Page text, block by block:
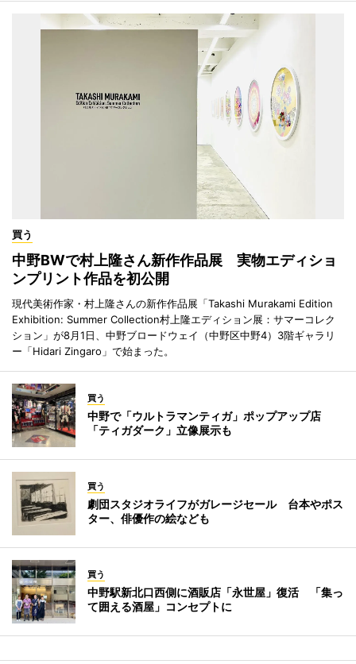
買う
中野BWで村上隆さん新作作品展 実物エディショ
ンプリント作品を初公開
現代美術作家・村上隆さんの新作作品展「Takashi Murakami Edition
Exhibition: Summer Collection村上隆エディション展：サマーコレク
ション」が8月1日、中野ブロードウェイ（中野区中野4）3階ギャラリ
ー「Hidari Zingaro」で始まった。
買う
中野で「ウルトラマンティガ」ポップアップ店
「ティガダーク」立像展示も
買う
劇団スタジオライフがガレージセール 台本やポス
ター、俳優作の絵なども
買う
中野駅新北口西側に酒販店「永世屋」復活 「集っ
て囲える酒屋」コンセプトに